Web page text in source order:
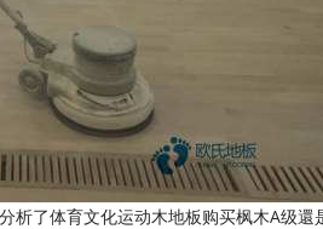
了体育文化运动木地板购买枫木A级還